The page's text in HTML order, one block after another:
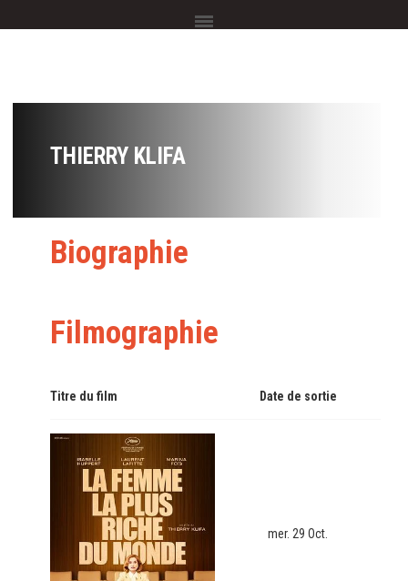
THIERRY KLIFA
Biographie
Filmographie
Titre du film Date de sortie
mer. 29 Oct.